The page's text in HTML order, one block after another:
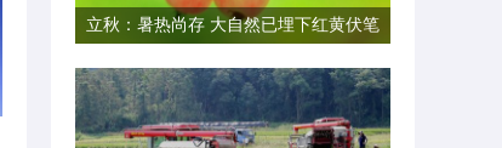
立秋：暑热尚存 大自然已埋下红黄伏笔